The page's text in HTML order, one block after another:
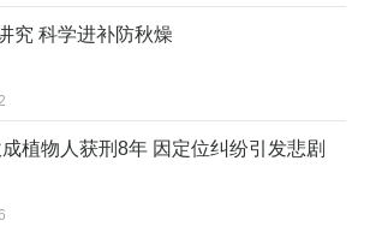
究 科学进补防秋燥
植物人获刑8年 因定位纠纷引发悲剧